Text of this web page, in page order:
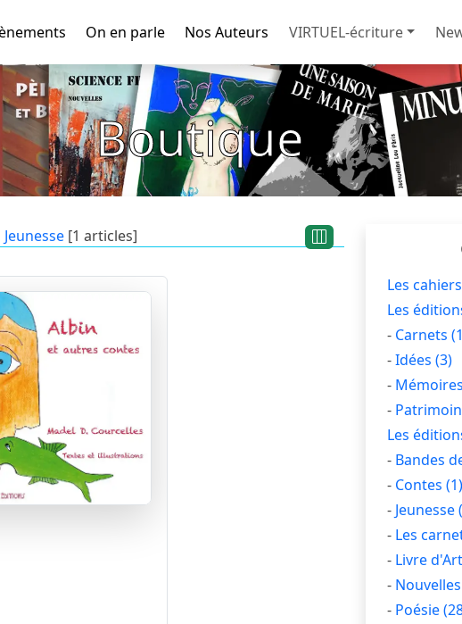
On en parle Nos Auteurs VIRTUEL-écriture
Boutique
Jeunesse [1 articles]
Les
Les
- Carnets
-Idées (3)
- Mémoires
-
Les
- Bandes
- Contes (1)
- Jeunesse
- Les
- Livre
- Nouvelles
- Poésie